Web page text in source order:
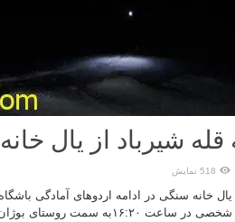
شیرباد از یال
518 نمایش
تعداد ۸ نفر از اعضا با سه دستگاه خودرو شخصی در